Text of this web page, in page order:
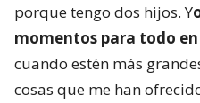
porque tengo dos hijos. Y
momentos para todo
cuando estén más
cosas que me han